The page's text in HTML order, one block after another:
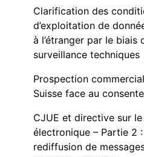
Clarification des
d’exploitation de
à l’étranger par le biais
surveillance techniques
Prospection
Suisse face au
CJUE et directive sur
électronique – Partie 2
rediffusion de